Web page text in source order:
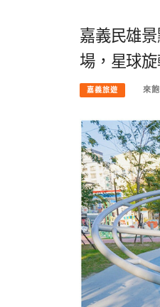
嘉義民雄
場，星球
嘉義旅遊 來